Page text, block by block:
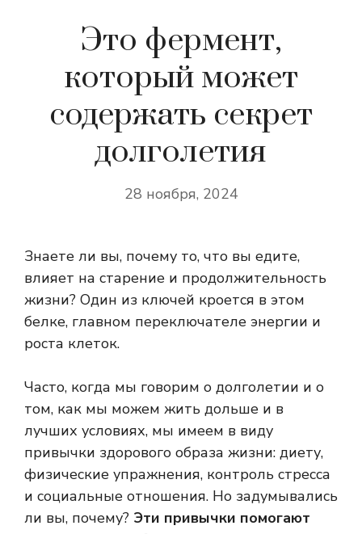
Это фермент,
который может
содержать секрет
долголетия
28 ноября, 2024
Знаете ли вы, почему то, что вы едите,
влияет на старение и продолжительность
жизни? Один из ключей кроется в этом
белке, главном переключателе энергии и
роста клеток.
Часто, когда мы говорим о долголетии и о
том, как мы можем жить дольше и в
лучших условиях, мы имеем в виду
привычки здорового образа жизни: диету,
физические упражнения, контроль стресса
и социальные отношения. Но задумывались
ли вы, почему? Эти привычки помогают